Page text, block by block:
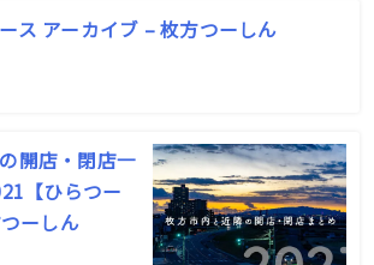
ス アーカイブ – 枚方つーしん
開店・閉店一
【ひらつー
ーしん